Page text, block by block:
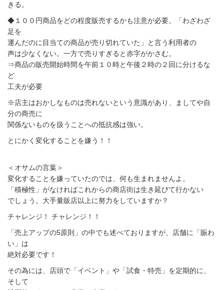
きる。
◆１００円商品をどの程度販売するかも注意が必要。「わざわざ
足を
運んだのに目当ての商品が売り切れていた」と言う利用者の
声は少なくない。一方で売りすぎると赤字がかさむ。
⇒商品の販売開始時間を午前１０時と午後２時の２回に分けるな
ど
工夫が必要
※店主はおかしなものは売れないという意識があり、ましてや自
分の商売に
関係ないものを扱うことへの抵抗感は強い。
とにかく変化することを嫌う！！
＜オサムの言葉＞
変化することを嫌っていたのでは、何も生まれませんよ。
「積極性」がなければこれからの商店街は生き延びて行かない
でしょう。大手量販店以上に努力をしていますか？
チャレンジ！ チャレンジ！！
「売上アップの5原則」の中でも述べておりますが、店舗に「賑わ
い」は
絶対必要です！
その為には、店頭で「イベント」や「試食・特売」を定期的に、
そして